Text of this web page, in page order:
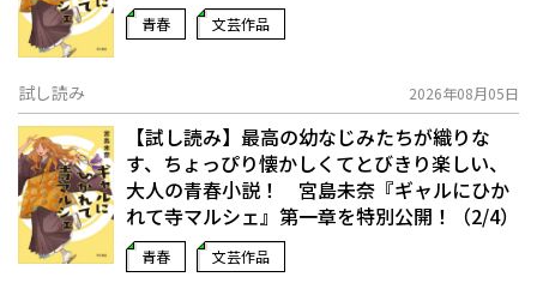
青春 文芸作品
試し読み 2026年08月05日
【試し読み】最高の幼なじみたちが織りな
す、ちょっぴり懐かしくてとびきり楽しい、
大人の青春小説！ 宮島未奈『ギャルにひか
れて寺マルシェ』第一章を特別公開！（2/4）
青春 文芸作品